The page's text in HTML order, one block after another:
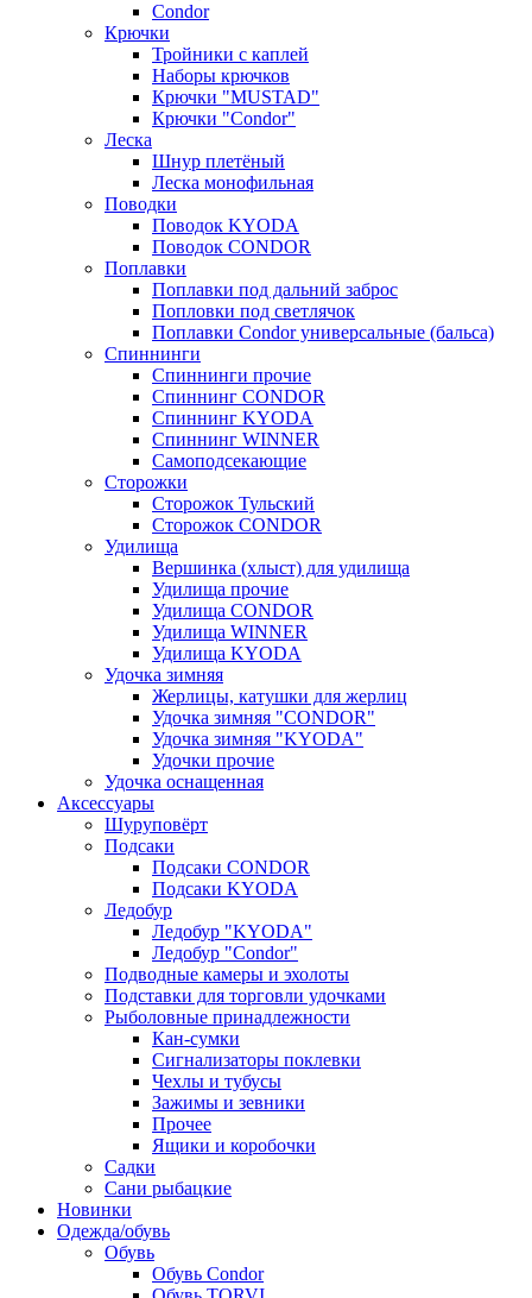
Condor
Крючки
Тройники с каплей
Наборы крючков
Крючки "MUSTAD"
Крючки "Condor"
Леска
Шнур плетёный
Леска монофильная
Поводки
Поводок KYODA
Поводок CONDOR
Поплавки
Поплавки под дальний заброс
Попловки под светлячок
Поплавки Condor универсальные (бальса)
Спиннинги
Спиннинги прочие
Спиннинг CONDOR
Спиннинг KYODA
Спиннинг WINNER
Самоподсекающие
Сторожки
Сторожок Тульский
Сторожок CONDOR
Удилища
Вершинка (хлыст) для удилища
Удилищa прочие
Удилища CONDOR
Удилища WINNER
Удилища KYODA
Удочка зимняя
Жерлицы, катушки для жерлиц
Удочка зимняя "CONDOR"
Удочка зимняя "KYODA"
Удочки прочие
Удочка оснащенная
Аксессуары
Шуруповёрт
Подсаки
Подсаки CONDOR
Подсаки KYODA
Ледобур
Ледобур "KYODA"
Ледобур "Condor"
Подводные камеры и эхолоты
Подставки для торговли удочками
Рыболовные принадлежности
Кан-сумки
Сигнализаторы поклевки
Чехлы и тубусы
Зажимы и зевники
Прочее
Ящики и коробочки
Садки
Сани рыбацкие
Новинки
Одежда/обувь
Обувь
Обувь Condor